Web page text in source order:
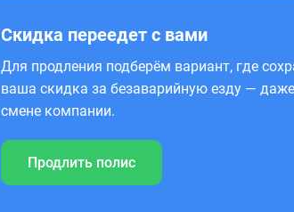
Скидка переедет с вами
Для продления подберём вариант, где
ваша скидка за безаварийную езду —
смене компании.
Продлить полис